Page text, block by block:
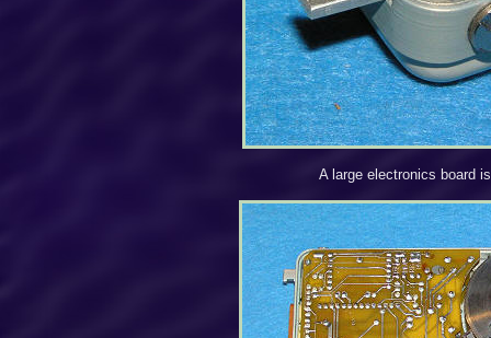
A large electronics board